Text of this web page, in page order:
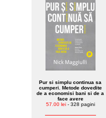
Pur si simplu continua sa
cumperi. Metode dovedite
de a economisi bani si de a
face avere
57.00 lei- 328 pagini